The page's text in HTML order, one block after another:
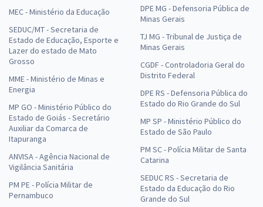
MEC - Ministério da Educação
SEDUC/MT - Secretaria de
Estado de Educação, Esporte e
Lazer do estado de Mato
Grosso
MME - Ministério de Minas e
Energia
MP GO - Ministério Público do
Estado de Goiás - Secretário
Auxiliar da Comarca de
Itapuranga
ANVISA - Agência Nacional de
Vigilância Sanitária
PM PE - Polícia Militar de
Pernambuco
DPE MG - Defensoria Pública de
Minas Gerais
TJ MG - Tribunal de Justiça de
Minas Gerais
CGDF - Controladoria Geral do
Distrito Federal
DPE RS - Defensoria Pública do
Estado do Rio Grande do Sul
MP SP - Ministério Público do
Estado de São Paulo
PM SC - Polícia Militar de Santa
Catarina
SEDUC RS - Secretaria de
Estado da Educação do Rio
Grande do Sul